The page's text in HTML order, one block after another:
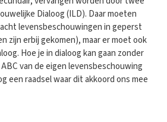
Dialoog (ILD). Daar moeten
levensbeschouwingen in geperst
zijn erbij gekomen), maar er moet ook
Hoe je in dialoog kan gaan zonder
van de eigen levensbeschouwing
een raadsel waar dit akkoord ons mee